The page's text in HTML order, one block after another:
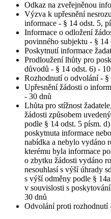
Odkaz na zveřejněnou
Výzva k upřesnění
informace - § 14 odst. 5,
Informace o odložení
povinného subjektu - § 14
Poskytnutí informace
Prodloužení lhůty pro
důvodů - § 14 odst. 6) -
Rozhodnutí o odvolání - §
Upřesnění žádosti o
- 30 dnů
Lhůta pro stížnost
žádosti způsobem
podle § 14 odst. 5 písm.
poskytnuta informace
nabídka a nebylo vydáno
kterému byla informace
o zbytku žádosti vydáno
nesouhlasí s výší úhrady
s výší odměny podle §
v souvislosti s
30 dnů
Odvolání proti rozhodnutí